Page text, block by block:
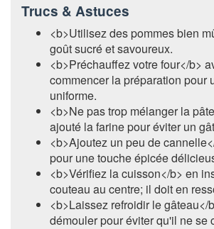
Trucs & Astuces
<b>Utilisez des pommes bien
goût sucré et savoureux.
<b>Préchauffez votre four</b>
commencer la préparation pour
uniforme.
<b>Ne pas trop mélanger la
ajouté la farine pour éviter un
<b>Ajoutez un peu de
pour une touche épicée
<b>Vérifiez la cuisson</b> en
couteau au centre; il doit en
<b>Laissez refroidir le gâteau</
démouler pour éviter qu'il ne se